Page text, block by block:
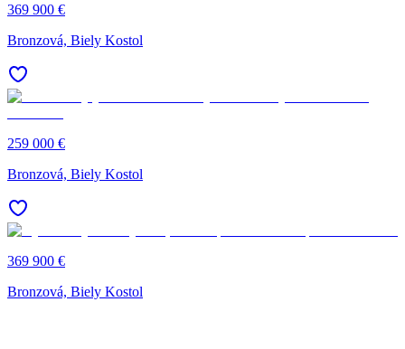
369 900 €
Bronzová, Biely Kostol
259 000 €
Bronzová, Biely Kostol
369 900 €
Bronzová, Biely Kostol